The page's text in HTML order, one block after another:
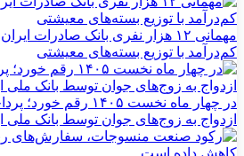
مهمانی ۱۲ هزار نفری بانک صادرات
کم‌درآمد با توزیع بسته‌های معیشتی
ازدواج به زوج‌های جوان توسط بانک ملی